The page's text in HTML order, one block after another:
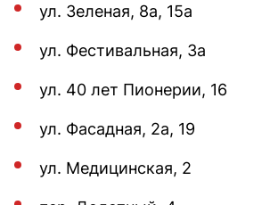
ул. Зеленая, 8а, 15а
ул. Фестивальная, 3а
ул. 40 лет Пионерии, 16
ул. Фасадная, 2а, 19
ул. Медицинская, 2